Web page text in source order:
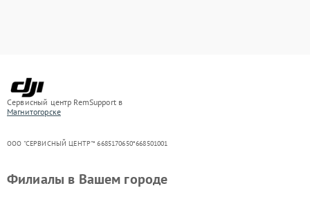
Сервисный центр RemSupport в
Магнитогорске
ООО "СЕРВИСНЫЙ ЦЕНТР"* 6685170650*668501001
Филиалы в Вашем городе